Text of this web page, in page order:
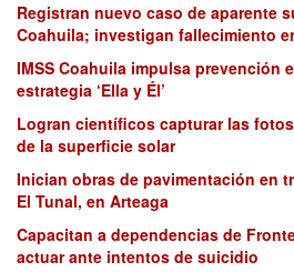
Registran nuevo caso de aparente
Coahuila; investigan fallecimiento
IMSS Coahuila impulsa prevención
estrategia ‘Ella y Él’
Logran científicos capturar las
de la superficie solar
Inician obras de pavimentación en
El Tunal, en Arteaga
Capacitan a dependencias de
actuar ante intentos de suicidio